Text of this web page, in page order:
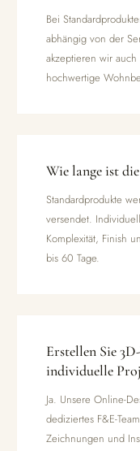
Bei
abhängig von der
akzeptieren wir
hochwertige
Wie lange ist
Standardprodukte
versendet.
Komplexität, Finish
bis 60 Tage.
Erstellen Sie
individuelle
Ja. Unsere Online-
dediziertes F&E-
Zeichnungen und